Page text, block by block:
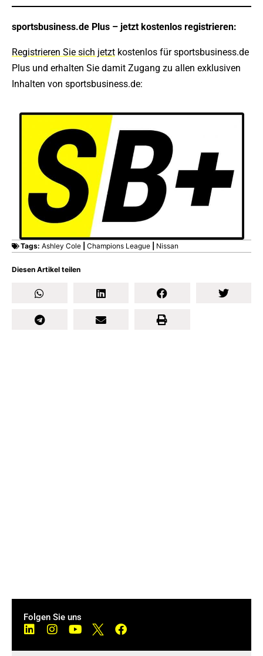
Diesen Artikel teilen
sportsbusiness.de Plus – jetzt kostenlos registrieren:
Registrieren Sie sich jetzt kostenlos für sportsbusiness.de
Plus und erhalten Sie damit Zugang zu allen exklusiven
Inhalten von sportsbusiness.de:
Tags: Ashley Cole Champions League Nissan
Folgen Sie uns